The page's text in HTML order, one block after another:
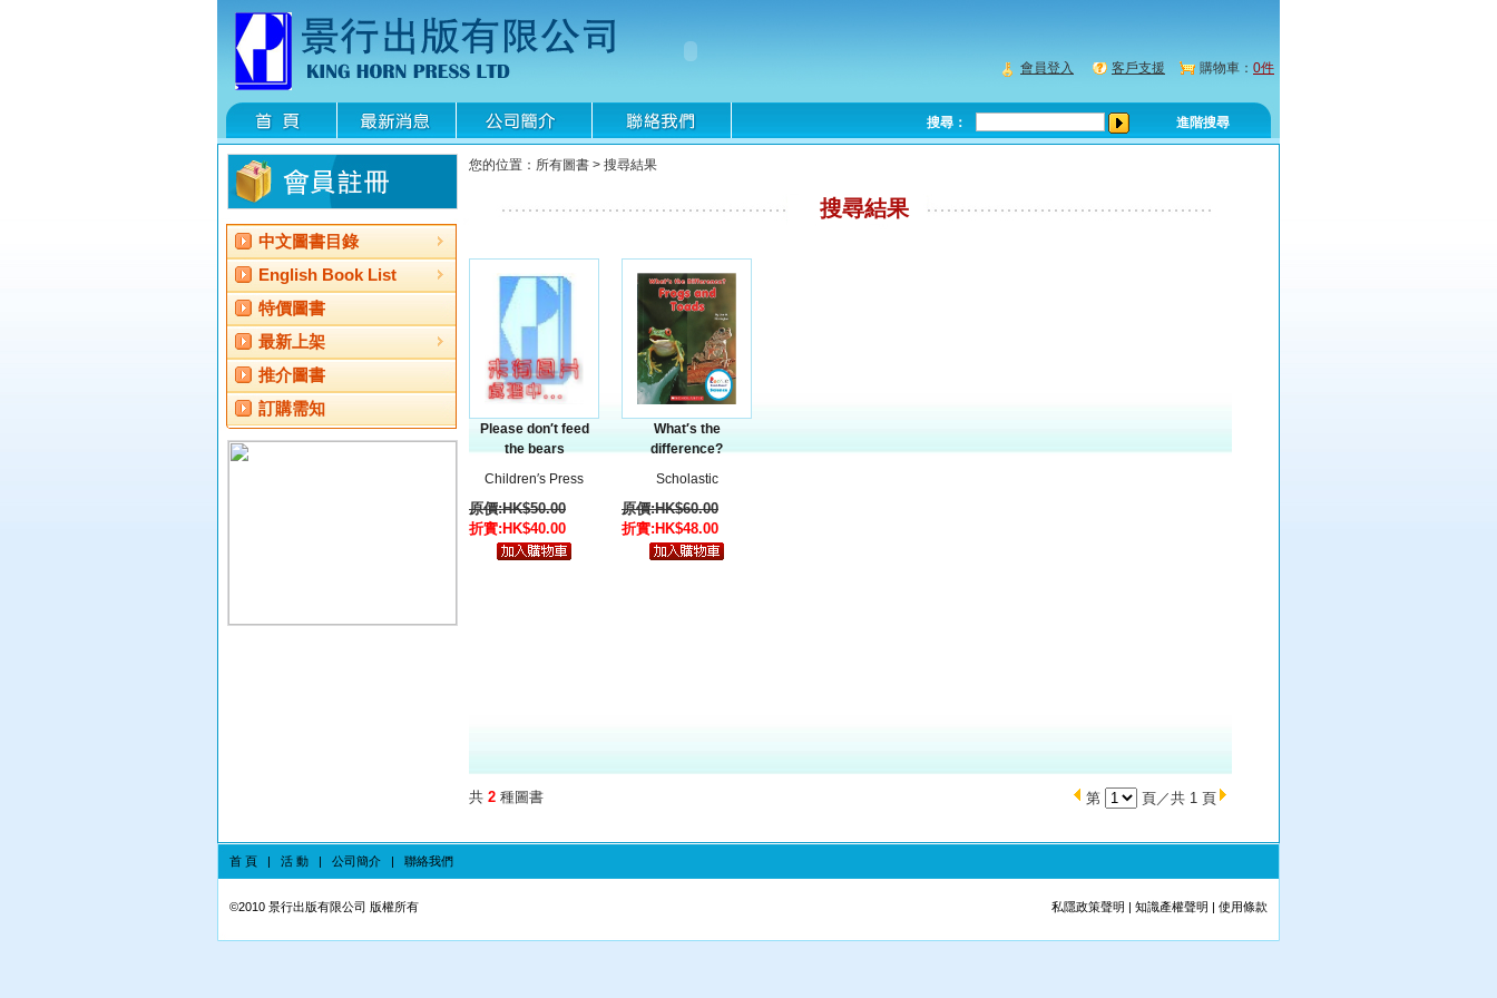
會員登入 客戶支援 購物車： 0件
搜尋： 進階搜尋
中文圖書目錄
English Book List
特價圖書
最新上架
推介圖書
訂購需知
您的位置：所有圖書 > 搜尋結果
搜尋結果
Please don′t feed
the bears
Children′s Press
原價:HK$50.00
折實:HK$40.00
What′s the
difference?
Scholastic
原價:HK$60.00
折實:HK$48.00
共 2 種圖書 第 頁／共 1 頁
首 頁 | 活 動 | 公司簡介 | 聯絡我們
©2010 景行出版有限公司 版權所有 私隱政策聲明 | 知識產權聲明 | 使用條款